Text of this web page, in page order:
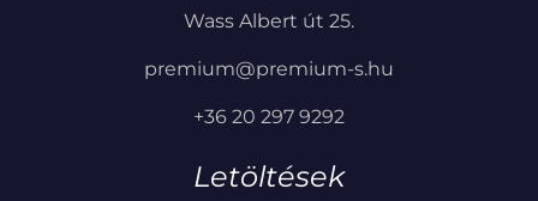
Wass Albert út 25.
premium@premium-s.hu
+36 20 297 9292
Letöltések